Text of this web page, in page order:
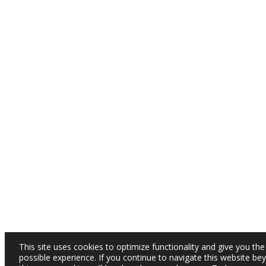
This site uses cookies to optimize functionality and give you
possible experience. If you continue to navigate this website